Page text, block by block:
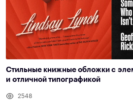
Стильные книжные обложки с
и отличной типографикой
2548